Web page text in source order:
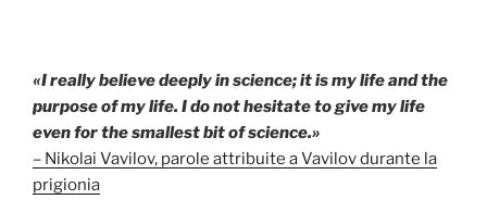
«I really believe deeply in science; it is my life and the
purpose of my life. I do not hesitate to give my life
even for the smallest bit of science.»
– Nikolai Vavilov, parole attribuite a Vavilov durante la
prigionia